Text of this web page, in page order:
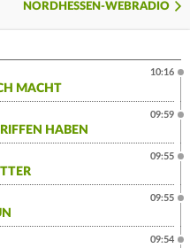
NORDHESSEN-WEBRADIO
MACHT
10:16
HABEN
09:59
09:55
09:55
09:54